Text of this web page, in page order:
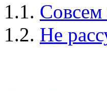
1.1. Совсем
1.2. Не